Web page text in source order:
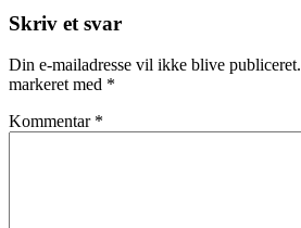
Skriv et svar
Din e-mailadresse vil ikke blive publiceret.
markeret med *
Kommentar *